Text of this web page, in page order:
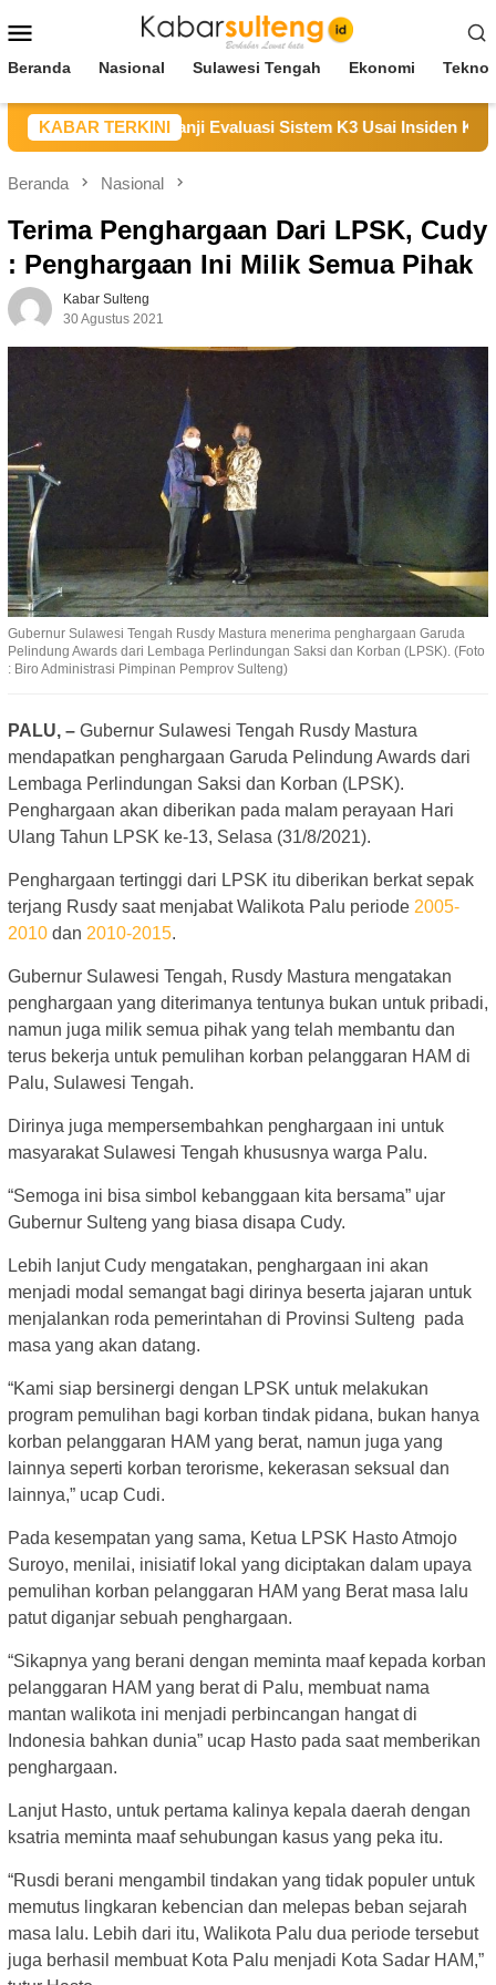
ke
Mobile
Beranda Nasional Sulawesi Tengah Ekonomi
KABAR TERKINI
Duka, Janji Evaluasi Sistem K3 Usai Insiden
Beranda Nasional
Terima Penghargaan Dari LPSK, Cudy
: Penghargaan Ini Milik Semua Pihak
Kabar Sulteng
30 Agustus 2021
Gubernur Sulawesi Tengah Rusdy Mastura menerima penghargaan Garuda
Pelindung Awards dari Lembaga Perlindungan Saksi dan Korban (LPSK). (Foto
: Biro Administrasi Pimpinan Pemprov Sulteng)
PALU, – Gubernur Sulawesi Tengah Rusdy Mastura
mendapatkan penghargaan Garuda Pelindung Awards dari
Lembaga Perlindungan Saksi dan Korban (LPSK).
Penghargaan akan diberikan pada malam perayaan Hari
Ulang Tahun LPSK ke-13, Selasa (31/8/2021).
Penghargaan tertinggi dari LPSK itu diberikan berkat sepak
terjang Rusdy saat menjabat Walikota Palu periode 2005-
2010 dan 2010-2015.
Gubernur Sulawesi Tengah, Rusdy Mastura mengatakan
penghargaan yang diterimanya tentunya bukan untuk pribadi,
namun juga milik semua pihak yang telah membantu dan
terus bekerja untuk pemulihan korban pelanggaran HAM di
Palu, Sulawesi Tengah.
Dirinya juga mempersembahkan penghargaan ini untuk
masyarakat Sulawesi Tengah khususnya warga Palu.
“Semoga ini bisa simbol kebanggaan kita bersama” ujar
Gubernur Sulteng yang biasa disapa Cudy.
Lebih lanjut Cudy mengatakan, penghargaan ini akan
menjadi modal semangat bagi dirinya beserta jajaran untuk
menjalankan roda pemerintahan di Provinsi Sulteng pada
masa yang akan datang.
“Kami siap bersinergi dengan LPSK untuk melakukan
program pemulihan bagi korban tindak pidana, bukan hanya
korban pelanggaran HAM yang berat, namun juga yang
lainnya seperti korban terorisme, kekerasan seksual dan
lainnya,” ucap Cudi.
Pada kesempatan yang sama, Ketua LPSK Hasto Atmojo
Suroyo, menilai, inisiatif lokal yang diciptakan dalam upaya
pemulihan korban pelanggaran HAM yang Berat masa lalu
patut diganjar sebuah penghargaan.
“Sikapnya yang berani dengan meminta maaf kepada korban
pelanggaran HAM yang berat di Palu, membuat nama
mantan walikota ini menjadi perbincangan hangat di
Indonesia bahkan dunia” ucap Hasto pada saat memberikan
penghargaan.
Lanjut Hasto, untuk pertama kalinya kepala daerah dengan
ksatria meminta maaf sehubungan kasus yang peka itu.
“Rusdi berani mengambil tindakan yang tidak populer untuk
memutus lingkaran kebencian dan melepas beban sejarah
masa lalu. Lebih dari itu, Walikota Palu dua periode tersebut
juga berhasil membuat Kota Palu menjadi Kota Sadar HAM,”